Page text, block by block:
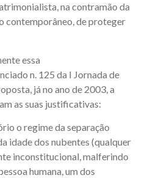
na contramão da
contemporâneo, de proteger
essa
n. 125 da I Jornada de
já no ano de 2003, a
as suas justificativas:
o regime da separação
idade dos nubentes (qualquer
inconstitucional, malferindo
humana, um dos